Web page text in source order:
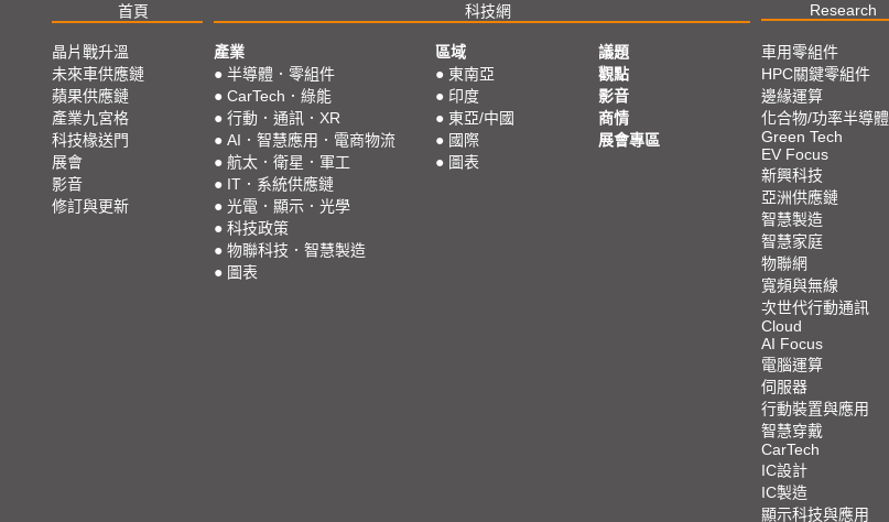
首頁 科技網 Research
晶片戰升溫
未來車供應鏈
蘋果供應鏈
產業九宮格
科技椽送門
展會
影音
修訂與更新
產業
● 半導體．零組件
● CarTech．綠能
● 行動．通訊．XR
● AI．智慧應用．電商物流
● 航太．衛星．軍工
● IT．系統供應鏈
● 光電．顯示．光學
● 科技政策
● 物聯科技．智慧製造
● 圖表
區域
● 東南亞
● 印度
● 東亞/中國
● 國際
● 圖表
議題
觀點
影音
商情
展會專區
車用零組件
HPC關鍵零組件
邊緣運算
化合物/功率半導體
Green Tech
EV Focus
新興科技
亞洲供應鏈
智慧製造
智慧家庭
物聯網
寬頻與無線
次世代行動通訊
Cloud
AI Focus
電腦運算
伺服器
行動裝置與應用
智慧穿戴
CarTech
IC設計
IC製造
顯示科技與應用